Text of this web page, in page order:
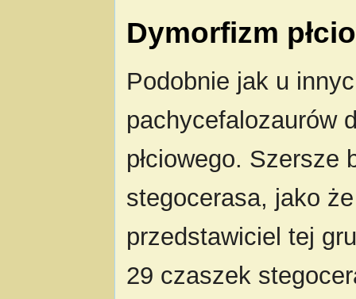
Dymorfizm
Podobnie jak u
pachycefalozaurów
płciowego. Szersze
stegocerasa, jako
przedstawiciel tej
29 czaszek